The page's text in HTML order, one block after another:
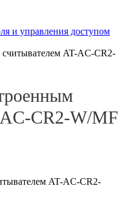
и управления доступом
AT-AC-CR2-
CR2-W/MF